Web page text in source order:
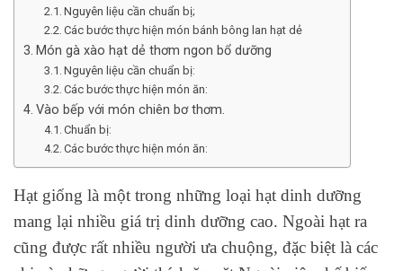
Nguyên liệu cần chuẩn bị;
Các bước thực hiện món bánh bông lan hạt dẻ
Món gà xào hạt dẻ thơm ngon bổ dưỡng
Nguyên liệu cần chuẩn bị:
Các bước thực hiện món ăn:
Vào bếp với món chiên bơ thơm.
Chuẩn bị:
Các bước thực hiện món ăn:
Hạt giống là một trong những loại hạt dinh dưỡng
mang lại nhiều giá trị dinh dưỡng cao. Ngoài hạt ra
cũng được rất nhiều người ưa chuộng, đặc biệt là các